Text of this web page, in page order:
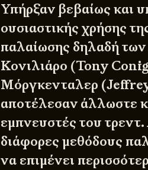
Υπήρξαν βεβαίως και
ουσιαστικής χρήσης
παλαίωσης δηλαδή των
Κονιλιάρο (Tony
Μόργκενταλερ
αποτέλεσαν άλλωστε
εμπνευστές του
διάφορες μεθόδους
να επιμένει